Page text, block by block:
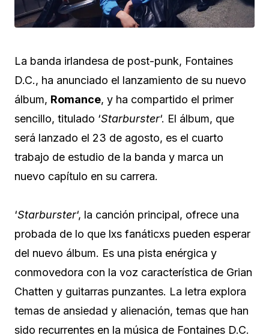
La banda irlandesa de post-punk, Fontaines
D.C., ha anunciado el lanzamiento de su nuevo
álbum, Romance, y ha compartido el primer
sencillo, titulado ‘Starburster‘. El álbum, que
será lanzado el 23 de agosto, es el cuarto
trabajo de estudio de la banda y marca un
nuevo capítulo en su carrera.
‘Starburster‘, la canción principal, ofrece una
probada de lo que lxs fanáticxs pueden esperar
del nuevo álbum. Es una pista enérgica y
conmovedora con la voz característica de Grian
Chatten y guitarras punzantes. La letra explora
temas de ansiedad y alienación, temas que han
sido recurrentes en la música de Fontaines D.C.